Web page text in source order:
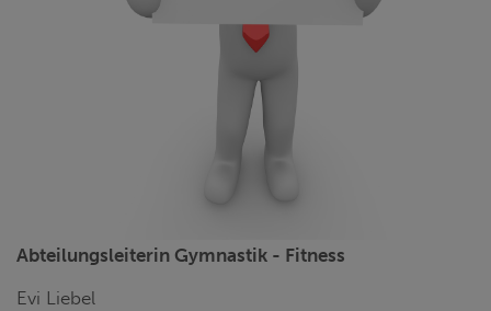
Abteilungsleiterin Gymnastik - Fitness
Evi Liebel